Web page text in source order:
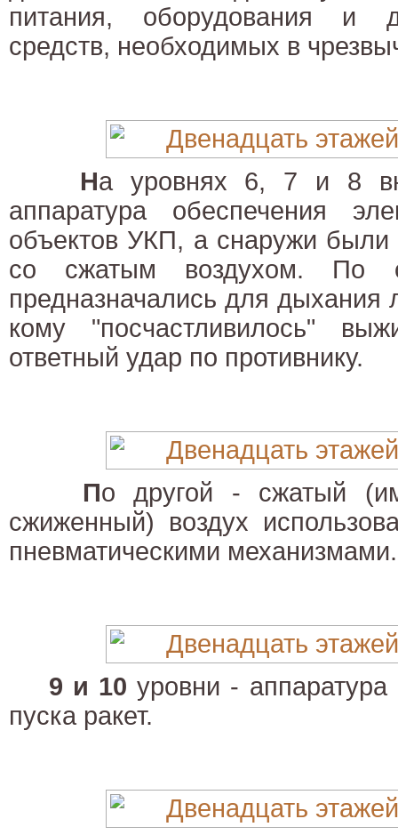
питания, оборудования и
средств, необходимых в
На уровнях 6, 7 и 8
аппаратура обеспечения
объектов УКП, а снаружи
со сжатым воздухом. По
предназначались для дыхания
кому "посчастливилось"
ответный удар по противнику.
По другой - сжатый
сжиженный) воздух
пневматическими механизмами.
9 и 10 уровни - аппаратура
пуска ракет.